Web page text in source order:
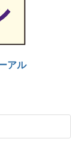
アル